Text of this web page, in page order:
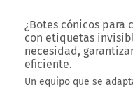
¿Botes cónicos para
con etiquetas
necesidad,
eficiente.
Un equipo que se